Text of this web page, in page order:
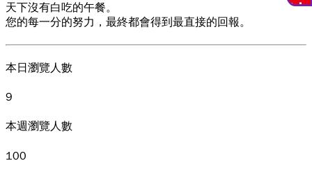
天下沒有白吃的午餐。
您的每一分的努力，最終都會得到最直接的回報。
本日瀏覽人數
9
本週瀏覽人數
100